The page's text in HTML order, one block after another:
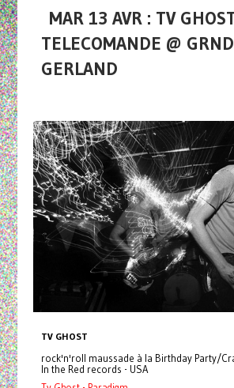
MAR 13 AVR : TV
TELECOMANDE @ GRND
GERLAND
TV GHOST
rock'n'roll maussade à la Birthday Party/
In the Red records - USA